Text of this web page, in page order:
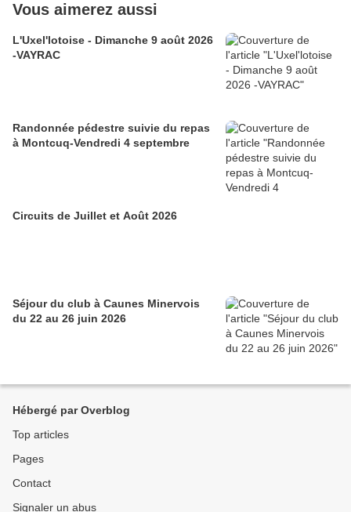
Vous aimerez aussi
L'Uxel'lotoise - Dimanche 9 août 2026
-VAYRAC
Randonnée pédestre suivie du repas
à Montcuq-Vendredi 4 septembre
Circuits de Juillet et Août 2026
Séjour du club à Caunes Minervois
du 22 au 26 juin 2026
Hébergé par Overblog
Top articles
Pages
Contact
Signaler un abus